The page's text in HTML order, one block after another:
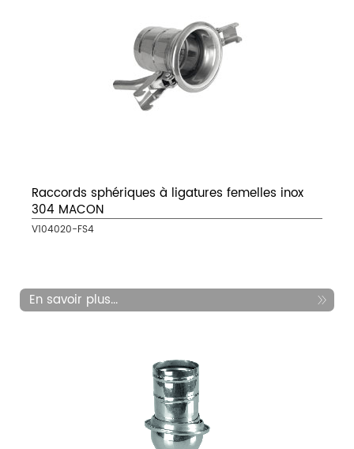
Raccords sphériques à ligatures femelles inox
304 MACON
V104020-FS4
En savoir plus...